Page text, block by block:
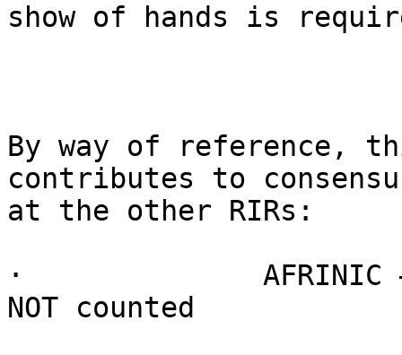
show of hands is
By way of reference,
contributes to
at the other RIRs:
·              AFRINIC –
NOT counted